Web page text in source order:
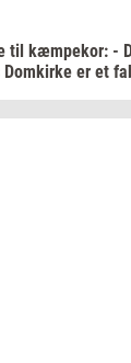
til kæm­pe­kor: -
Dom­kir­ke er et